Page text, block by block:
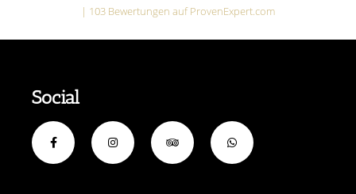
| 103 Bewertungen auf ProvenExpert.com
Social